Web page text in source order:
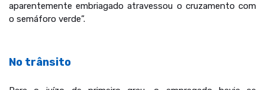
aparentemente embriagado atravessou o cruzamento com
o semáforo verde”.
No trânsito